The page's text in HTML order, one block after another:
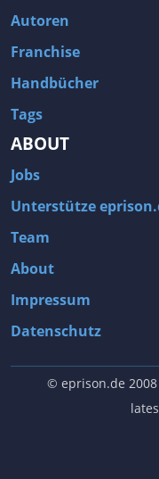
Autoren
Franchise
Handbücher
Tags
ABOUT
Jobs
Unterstütze
Team
About
Impressum
Datenschutz
© eprison.de 2008